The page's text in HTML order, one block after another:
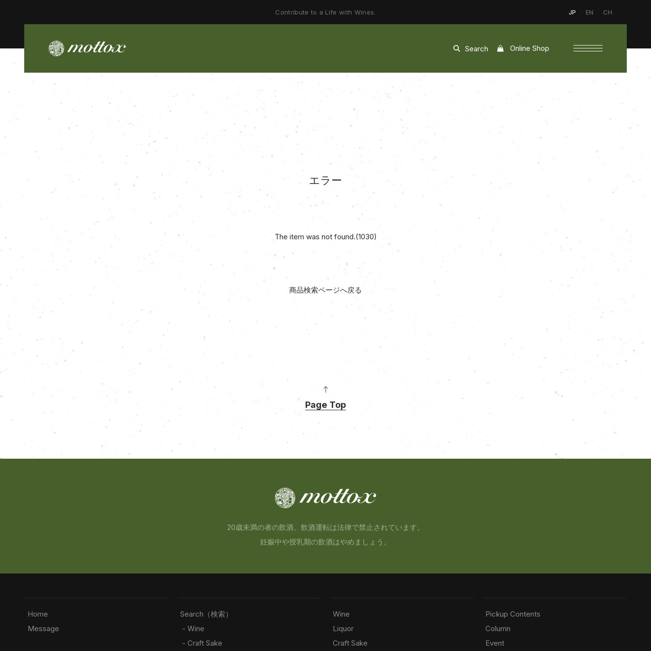
Contribute to a Life with Wines. JP EN CH
Search Online Shop
エラー
The item was not found.(1030)
商品検索ページへ戻る
Page Top
20歳未満の者の飲酒、飲酒運転は法律で禁止されています。
妊娠中や授乳期の飲酒はやめましょう。
Home
Message
Search（検索）
- Wine
- Craft Sake
Wine
Liquor
Craft Sake
Pickup Contents
Column
Event